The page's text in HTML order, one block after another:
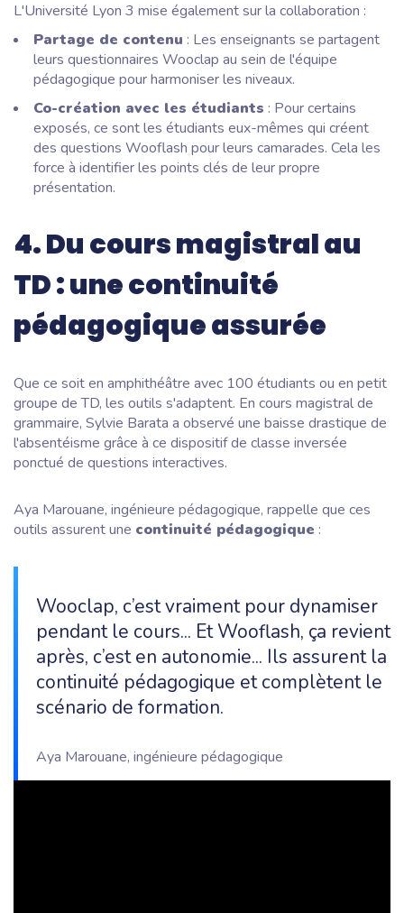
L'Université Lyon 3 mise également sur la collaboration :
Partage de contenu : Les enseignants se partagent
leurs questionnaires Wooclap au sein de l'équipe
pédagogique pour harmoniser les niveaux.
Co-création avec les étudiants : Pour certains
exposés, ce sont les étudiants eux-mêmes qui créent
des questions Wooflash pour leurs camarades. Cela les
force à identifier les points clés de leur propre
présentation.
4. Du cours magistral au
TD : une continuité
pédagogique assurée
Que ce soit en amphithéâtre avec 100 étudiants ou en petit
groupe de TD, les outils s'adaptent. En cours magistral de
grammaire, Sylvie Barata a observé une baisse drastique de
l'absentéisme grâce à ce dispositif de classe inversée
ponctué de questions interactives.
Aya Marouane, ingénieure pédagogique, rappelle que ces
outils assurent une continuité pédagogique :
Wooclap, c’est vraiment pour dynamiser
pendant le cours... Et Wooflash, ça revient
après, c’est en autonomie... Ils assurent la
continuité pédagogique et complètent le
scénario de formation.
Aya Marouane, ingénieure pédagogique